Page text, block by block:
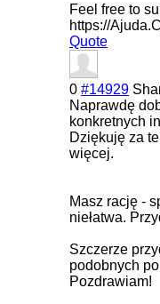
Feel free to
https://
Quote
0 #14929
Naprawdę
konkretnych
Dziękuję za
więcej.
Masz rację -
niełatwa.
Szczerze
podobnych
Pozdrawiam!